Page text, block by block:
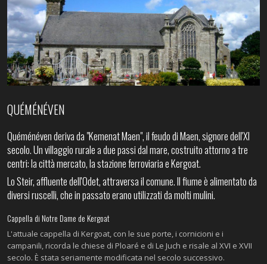
QUÉMÉNÉVEN
Quéménéven deriva da "Kemenat Maen", il feudo di Maen, signore dell'XI
secolo. Un villaggio rurale a due passi dal mare, costruito attorno a tre
centri: la città mercato, la stazione ferroviaria e Kergoat.
Lo Steir, affluente dell'Odet, attraversa il comune. Il fiume è alimentato da
diversi ruscelli, che in passato erano utilizzati da molti mulini.
Cappella di Notre Dame de Kergoat
L'attuale cappella di Kergoat, con le sue porte, i cornicioni e i
campanili, ricorda le chiese di Ploaré e di Le Juch e risale al XVI e XVII
secolo. È stata seriamente modificata nel secolo successivo.